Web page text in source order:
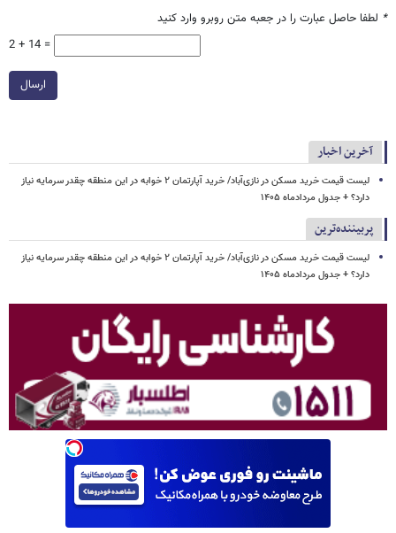
* لطفا حاصل عبارت را در جعبه متن روبرو وارد کنید
2 + 14 =
ارسال
آخرین اخبار
لیست قیمت خرید مسکن در نازی‌آباد/ خرید آپارتمان ۲ خوابه در این منطقه چقدر سرمایه نیاز
دارد؟ + جدول مردادماه ۱۴۰۵
پربیننده‌ترین
لیست قیمت خرید مسکن در نازی‌آباد/ خرید آپارتمان ۲ خوابه در این منطقه چقدر سرمایه نیاز
دارد؟ + جدول مردادماه ۱۴۰۵